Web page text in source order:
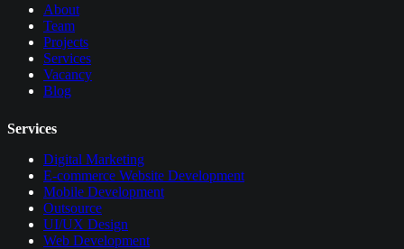
About
Team
Projects
Services
Vacancy
Blog
Services
Digital Marketing
E-commerce Website Development
Mobile Development
Outsource
UI/UX Design
Web Development